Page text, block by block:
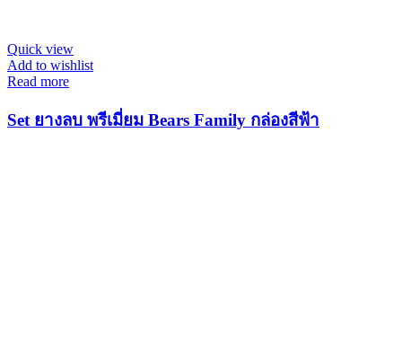
Quick view
Add to wishlist
Read more
Set ยางลบ พรีเมี่ยม Bears Family กล่องสีฟ้า